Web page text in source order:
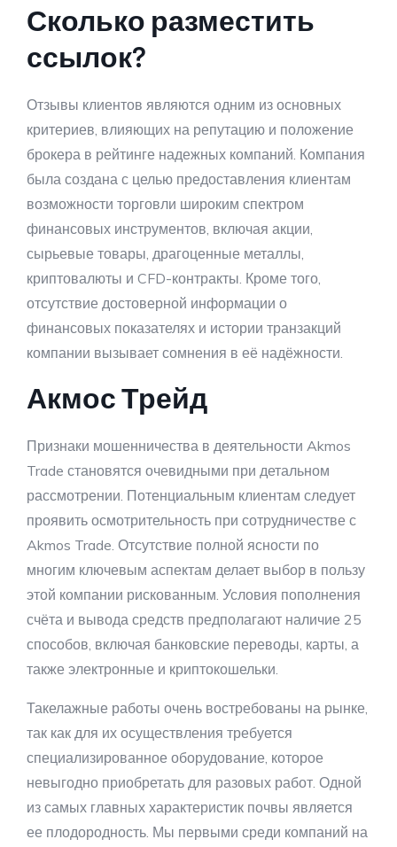
Сколько разместить
ссылок?
Отзывы клиентов являются одним из основных
критериев, влияющих на репутацию и положение
брокера в рейтинге надежных компаний. Компания
была создана с целью предоставления клиентам
возможности торговли широким спектром
финансовых инструментов, включая акции,
сырьевые товары, драгоценные металлы,
криптовалюты и CFD-контракты. Кроме того,
отсутствие достоверной информации о
финансовых показателях и истории транзакций
компании вызывает сомнения в её надёжности.
Акмос Трейд
Признаки мошенничества в деятельности Akmos
Trade становятся очевидными при детальном
рассмотрении. Потенциальным клиентам следует
проявить осмотрительность при сотрудничестве с
Akmos Trade. Отсутствие полной ясности по
многим ключевым аспектам делает выбор в пользу
этой компании рискованным. Условия пополнения
счёта и вывода средств предполагают наличие 25
способов, включая банковские переводы, карты, а
также электронные и криптокошельки.
Такелажные работы очень востребованы на рынке,
так как для их осуществления требуется
специализированное оборудование, которое
невыгодно приобретать для разовых работ. Одной
из самых главных характеристик почвы является
ее плодородность. Мы первыми среди компаний на